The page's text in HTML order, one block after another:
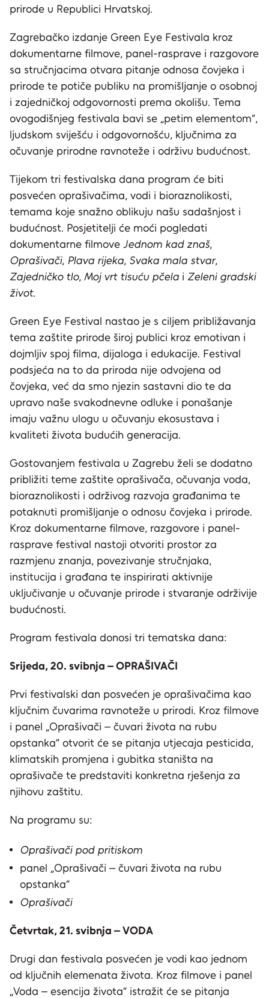
prirode u Republici Hrvatskoj.
Zagrebačko izdanje Green Eye Festivala kroz
dokumentarne filmove, panel-rasprave i razgovore
sa stručnjacima otvara pitanje odnosa čovjeka i
prirode te potiče publiku na promišljanje o osobnoj
i zajedničkoj odgovornosti prema okolišu. Tema
ovogodišnjeg festivala bavi se „petim elementom“,
ljudskom sviješću i odgovornošću, ključnima za
očuvanje prirodne ravnoteže i održivu budućnost.
Tijekom tri festivalska dana program će biti
posvećen oprašivačima, vodi i bioraznolikosti,
temama koje snažno oblikuju našu sadašnjost i
budućnost. Posjetitelji će moći pogledati
dokumentarne filmove Jednom kad znaš,
Oprašivači, Plava rijeka, Svaka mala stvar,
Zajedničko tlo, Moj vrt tisuću pčela i Zeleni gradski
život.
Green Eye Festival nastao je s ciljem približavanja
tema zaštite prirode široj publici kroz emotivan i
dojmljiv spoj filma, dijaloga i edukacije. Festival
podsjeća na to da priroda nije odvojena od
čovjeka, već da smo njezin sastavni dio te da
upravo naše svakodnevne odluke i ponašanje
imaju važnu ulogu u očuvanju ekosustava i
kvaliteti života budućih generacija.
Gostovanjem festivala u Zagrebu želi se dodatno
približiti teme zaštite oprašivača, očuvanja voda,
bioraznolikosti i održivog razvoja građanima te
potaknuti promišljanje o odnosu čovjeka i prirode.
Kroz dokumentarne filmove, razgovore i panel-
rasprave festival nastoji otvoriti prostor za
razmjenu znanja, povezivanje stručnjaka,
institucija i građana te inspirirati aktivnije
uključivanje u očuvanje prirode i stvaranje održivije
budućnosti.
Program festivala donosi tri tematska dana:
Srijeda, 20. svibnja – OPRAŠIVAČI
Prvi festivalski dan posvećen je oprašivačima kao
ključnim čuvarima ravnoteže u prirodi. Kroz filmove
i panel „Oprašivači – čuvari života na rubu
opstanka“ otvorit će se pitanja utjecaja pesticida,
klimatskih promjena i gubitka staništa na
oprašivače te predstaviti konkretna rješenja za
njihovu zaštitu.
Na programu su:
Oprašivači pod pritiskom
panel „Oprašivači – čuvari života na rubu
opstanka“
Oprašivači
Četvrtak, 21. svibnja – VODA
Drugi dan festivala posvećen je vodi kao jednom
od ključnih elemenata života. Kroz filmove i panel
„Voda – esencija života“ istražit će se pitanja